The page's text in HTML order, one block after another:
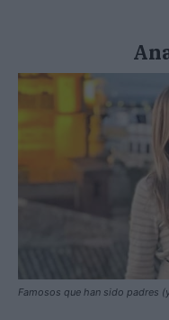
Famosos que han sido padres